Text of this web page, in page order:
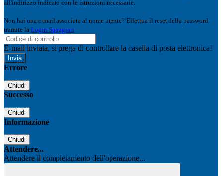
all'indirizzo indicato con le istruzioni necessarie.
Non hai una e-mail associata al nome utente? Effettua il reset della password
tramite la Login Spaggiari
E-mail inviata, si prega di controllare la casella di posta elettronica!
Errore
Chiudi
Successo
Chiudi
Informazione
Chiudi
Attendere...
Attendere il completamento dell'operazione...